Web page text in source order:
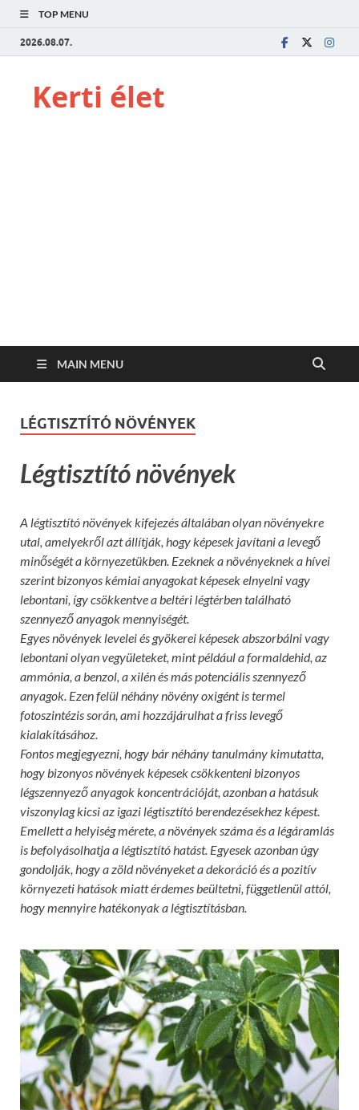
TOP MENU
2026.08.07.
Kerti élet
MAIN MENU
LÉGTISZTÍTÓ NÖVÉNYEK
Légtisztító növények
A légtisztító növények kifejezés általában olyan növényekre
utal, amelyekről azt állítják, hogy képesek javítani a levegő
minőségét a környezetükben. Ezeknek a növényeknek a hívei
szerint bizonyos kémiai anyagokat képesek elnyelni vagy
lebontani, így csökkentve a beltéri légtérben található
szennyező anyagok mennyiségét.
Egyes növények levelei és gyökerei képesek abszorbálni vagy
lebontani olyan vegyületeket, mint például a formaldehid, az
ammónia, a benzol, a xilén és más potenciális szennyező
anyagok. Ezen felül néhány növény oxigént is termel
fotoszintézis során, ami hozzájárulhat a friss levegő
kialakításához.
Fontos megjegyezni, hogy bár néhány tanulmány kimutatta,
hogy bizonyos növények képesek csökkenteni bizonyos
légszennyező anyagok koncentrációját, azonban a hatásuk
viszonylag kicsi az igazi légtisztító berendezésekhez képest.
Emellett a helyiség mérete, a növények száma és a légáramlás
is befolyásolhatja a légtisztító hatást. Egyesek azonban úgy
gondolják, hogy a zöld növényeket a dekoráció és a pozitív
környezeti hatások miatt érdemes beültetni, függetlenül attól,
hogy mennyire hatékonyak a légtisztításban.